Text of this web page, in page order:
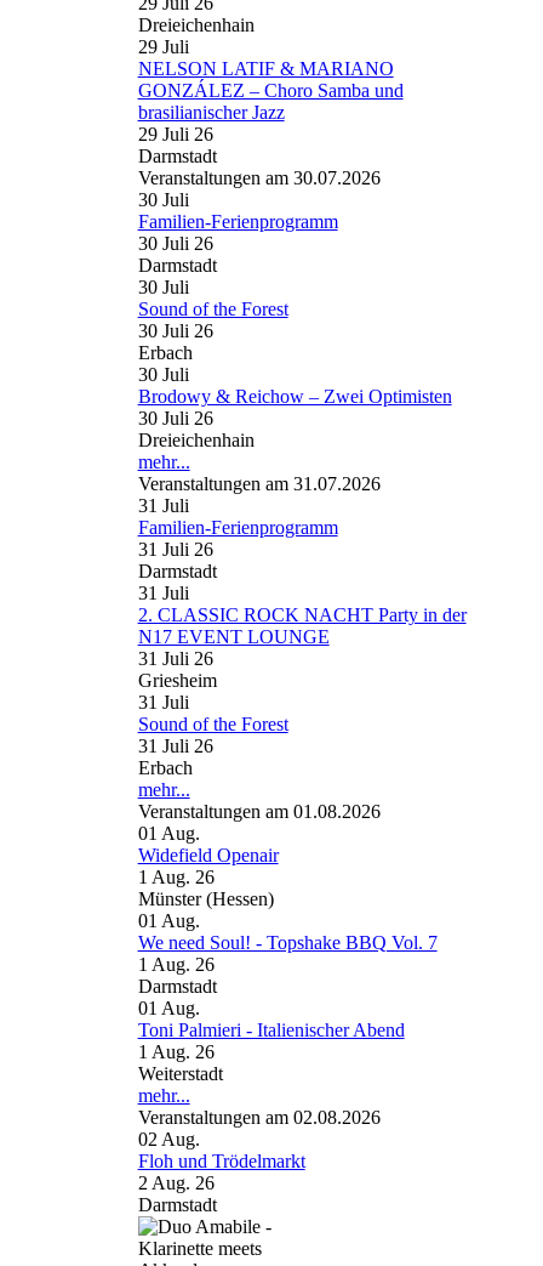
Dreieichenhain
29 Juli
NELSON LATIF & MARIANO
GONZÁLEZ – Choro Samba und
brasilianischer Jazz
29 Juli 26
Darmstadt
Veranstaltungen am 30.07.2026
30 Juli
Familien-Ferienprogramm
30 Juli 26
Darmstadt
30 Juli
Sound of the Forest
30 Juli 26
Erbach
30 Juli
Brodowy & Reichow – Zwei Optimisten
30 Juli 26
Dreieichenhain
mehr...
Veranstaltungen am 31.07.2026
31 Juli
Familien-Ferienprogramm
31 Juli 26
Darmstadt
31 Juli
2. CLASSIC ROCK NACHT Party in der
N17 EVENT LOUNGE
31 Juli 26
Griesheim
31 Juli
Sound of the Forest
31 Juli 26
Erbach
mehr...
Veranstaltungen am 01.08.2026
01 Aug.
Widefield Openair
1 Aug. 26
Münster (Hessen)
01 Aug.
We need Soul! - Topshake BBQ Vol. 7
1 Aug. 26
Darmstadt
01 Aug.
Toni Palmieri - Italienischer Abend
1 Aug. 26
Weiterstadt
mehr...
Veranstaltungen am 02.08.2026
02 Aug.
Floh und Trödelmarkt
2 Aug. 26
Darmstadt